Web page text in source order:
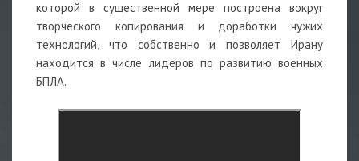
которой в существенной мере построена вокруг
творческого копирования и доработки чужих
технологий, что собственно и позволяет Ирану
находится в числе лидеров по развитию военных
БПЛА.